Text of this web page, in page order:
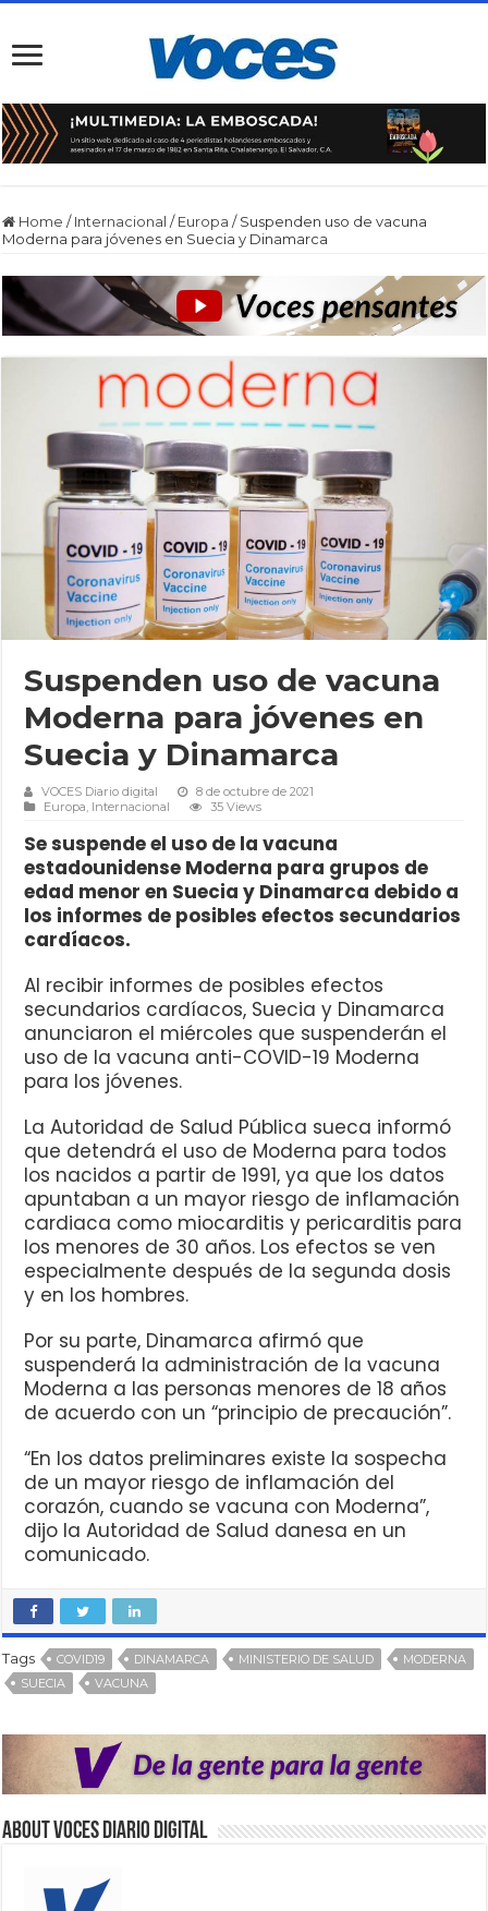
Home / Internacional / Europa / Suspenden uso de vacuna
Moderna para jóvenes en Suecia y Dinamarca
Suspenden uso de vacuna
Moderna para jóvenes en
Suecia y Dinamarca
VOCES Diario digital
8 de octubre de 2021
Europa, Internacional 35 Views
Se suspende el uso de la vacuna
estadounidense Moderna para grupos de
edad menor en Suecia y Dinamarca debido a
los informes de posibles efectos secundarios
cardíacos.
Al recibir informes de posibles efectos
secundarios cardíacos, Suecia y Dinamarca
anunciaron el miércoles que suspenderán el
uso de la vacuna anti-COVID-19 Moderna
para los jóvenes.
La Autoridad de Salud Pública sueca informó
que detendrá el uso de Moderna para todos
los nacidos a partir de 1991, ya que los datos
apuntaban a un mayor riesgo de inflamación
cardiaca como miocarditis y pericarditis para
los menores de 30 años. Los efectos se ven
especialmente después de la segunda dosis
y en los hombres.
Por su parte, Dinamarca afirmó que
suspenderá la administración de la vacuna
Moderna a las personas menores de 18 años
de acuerdo con un “principio de precaución”.
“En los datos preliminares existe la sospecha
de un mayor riesgo de inflamación del
corazón, cuando se vacuna con Moderna”,
dijo la Autoridad de Salud danesa en un
comunicado.
Tags COVID19 DINAMARCA MINISTERIO DE SALUD
MODERNA
SUECIA
VACUNA
About VOCES Diario digital